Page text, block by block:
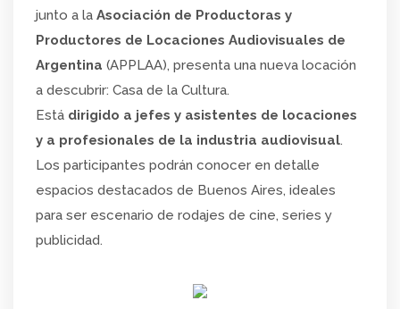
junto a la Asociación de Productoras y
Productores de Locaciones Audiovisuales de
Argentina (APPLAA), presenta una nueva locación
a descubrir: Casa de la Cultura.
Está dirigido a jefes y asistentes de locaciones
y a profesionales de la industria audiovisual.
Los participantes podrán conocer en detalle
espacios destacados de Buenos Aires, ideales
para ser escenario de rodajes de cine, series y
publicidad.